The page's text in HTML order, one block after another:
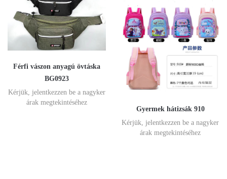
Férfi vászon anyagú övtáska
BG0923
Kérjük, jelentkezzen be a nagyker
árak megtekintéséhez
Gyermek hátizsák 910
Kérjük, jelentkezzen be a nagyker
árak megtekintéséhez